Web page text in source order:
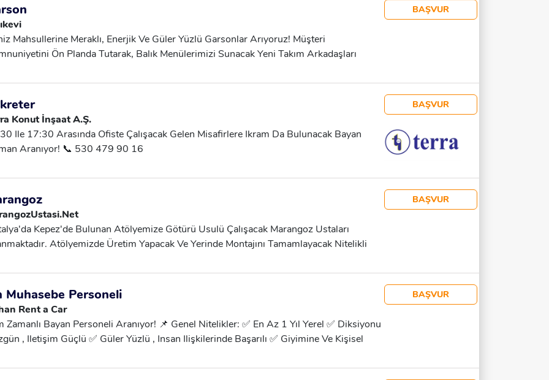
Mahsullerine Meraklı, Enerjik Ve Güler Yüzlü Garsonlar Arıyoruz! Müşteri
Ön Planda Tutarak, Balık Menülerimizi Sunacak Yeni Takım Arkadaşları
Güçlü Ve Müşteri Odaklı Hijyen Kurallarına Dikkat Eden Ekip Çalışmasına Yatkın
Düzgün Ve Profesyonel Esnek Çalışma Saatlerine Uyum Sağlayabilen (hafta Sonu
Vardiyası)
BAŞVUR
Konut İnşaat A.Ş.
Ile 17:30 Arasında Ofiste Çalışacak Gelen Misafirlere Ikram Da Bulunacak Bayan
Aranıyor! 📞 530 479 90 16
BAŞVUR
Kepez'de Bulunan Atölyemize Götürü Usulü Çalışacak Marangoz Ustaları
Atölyemizde Üretim Yapacak Ve Yerinde Montajını Tamamlayacak Nitelikli
Edilecektir. Not : Yatacak Yer Yoktur. 📞 531 080 66 30
BAŞVUR
Muhasebe Personeli
Rent a Car
Zamanlı Bayan Personeli Aranıyor! 📌 Genel Nitelikler: ✅ En Az 1 Yıl Yerel ✅ Diksiyonu
, Iletişim Güçlü ✅ Güler Yüzlü , Insan Ilişkilerinde Başarılı ✅ Giyimine Ve Kişisel
📞 532 663 57 02
BAŞVUR